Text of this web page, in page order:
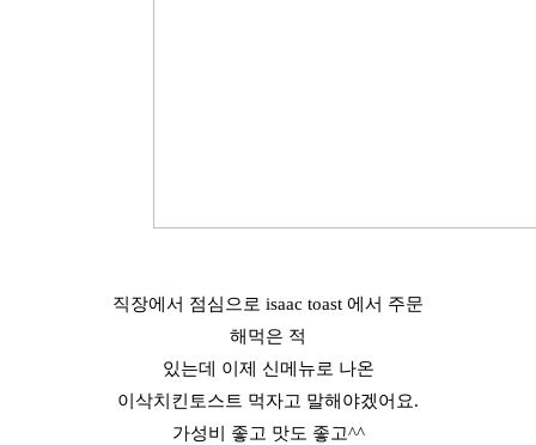
직장에서 점심으로 isaac toast 에서 주문
해먹은 적
있는데 이제 신메뉴로 나온
이삭치킨토스트 먹자고 말해야겠어요.
가성비 좋고 맛도 좋고^^